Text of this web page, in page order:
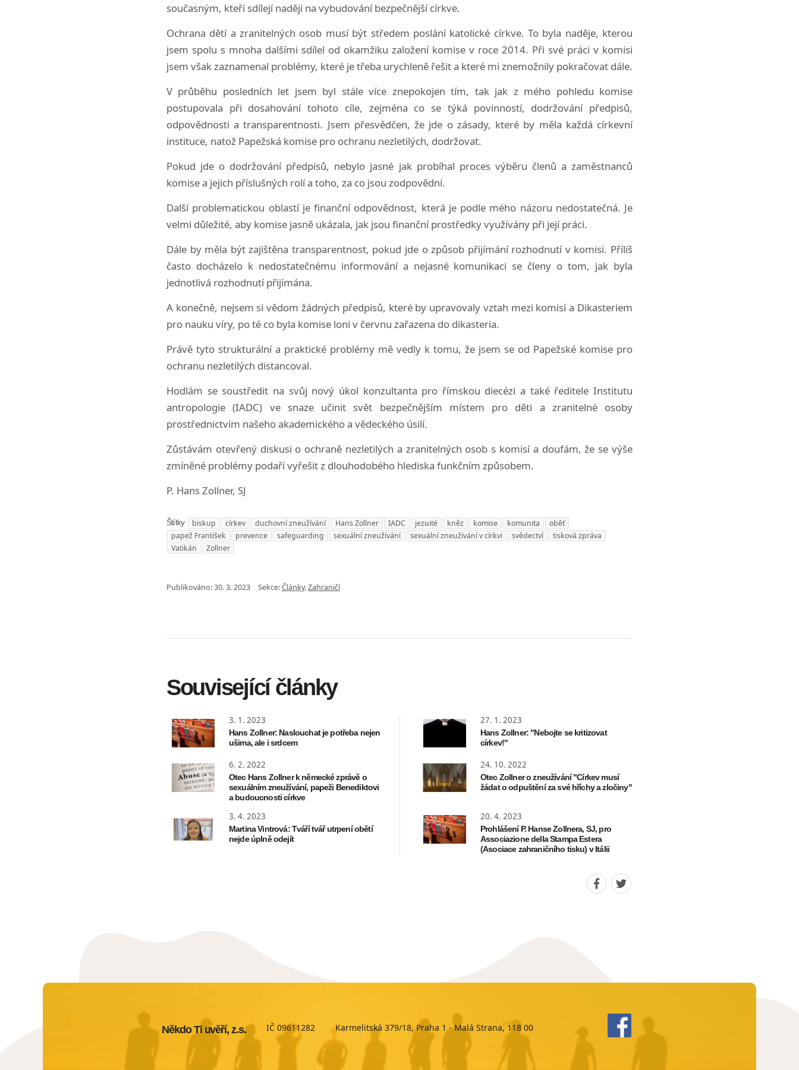
současným, kteří sdílejí naději na vybudování bezpečnější církve.
Ochrana dětí a zranitelných osob musí být středem poslání katolické církve. To byla naděje, kterou
jsem spolu s mnoha dalšími sdílel od okamžiku založení komise v roce 2014. Při své práci v komisi
jsem však zaznamenal problémy, které je třeba urychleně řešit a které mi znemožnily pokračovat dále.
V průběhu posledních let jsem byl stále více znepokojen tím, tak jak z mého pohledu komise
postupovala při dosahování tohoto cíle, zejména co se týká povinností, dodržování předpisů,
odpovědnosti a transparentnosti. Jsem přesvědčen, že jde o zásady, které by měla každá církevní
instituce, natož Papežská komise pro ochranu nezletilých, dodržovat.
Pokud jde o dodržování předpisů, nebylo jasné jak probíhal proces výběru členů a zaměstnanců
komise a jejich příslušných rolí a toho, za co jsou zodpovědní.
Další problematickou oblastí je finanční odpovědnost, která je podle mého názoru nedostatečná. Je
velmi důležité, aby komise jasně ukázala, jak jsou finanční prostředky využívány při její práci.
Dále by měla být zajištěna transparentnost, pokud jde o způsob přijímání rozhodnutí v komisi. Příliš
často docházelo k nedostatečnému informování a nejasné komunikaci se členy o tom, jak byla
jednotlivá rozhodnutí přijímána.
A konečně, nejsem si vědom žádných předpisů, které by upravovaly vztah mezi komisí a Dikasteriem
pro nauku víry, po té co byla komise loni v červnu zařazena do dikasteria.
Právě tyto strukturální a praktické problémy mě vedly k tomu, že jsem se od Papežské komise pro
ochranu nezletilých distancoval.
Hodlám se soustředit na svůj nový úkol konzultanta pro římskou diecézi a také ředitele Institutu
antropologie (IADC) ve snaze učinit svět bezpečnějším místem pro děti a zranitelné osoby
prostřednictvím našeho akademického a vědeckého úsilí.
Zůstávám otevřený diskusi o ochraně nezletilých a zranitelných osob s komisí a doufám, že se výše
zmíněné problémy podaří vyřešit z dlouhodobého hlediska funkčním způsobem.
P. Hans Zollner, SJ
Štítky biskup církev duchovní zneužívání Hans Zollner IADC jezuité kněz komise komunita
oběť
papež František
prevence safeguarding sexuální zneužívání sexuální zneužívání v církvi svědectví
tisková zpráva
Vatikán
Zollner
Publikováno:30. 3. 2023 Sekce:Články,Zahraničí
Související články
3. 1. 2023
Hans Zollner: Naslouchat je potřeba nejen
ušima, ale i srdcem
27. 1. 2023
Hans Zollner: "Nebojte se kritizovat
církev!"
6. 2. 2022
Otec Hans Zollner k německé zprávě o
sexuálním zneužívání, papeži Benediktovi
a budoucnosti církve
24. 10. 2022
Otec Zollner o zneužívání "Církev musí
žádat o odpuštění za své hříchy a zločiny"
3. 4. 2023
Martina Vintrová: Tváří tvář utrpení obětí
nejde úplně odejít
20. 4. 2023
Prohlášení P. Hanse Zollnera, SJ, pro
Associazione della Stampa Estera
(Asociace zahraničního tisku) v Itálii
SdíletSdílet
Někdo Ti uvěří, z.s. IČ 09611282 Karmelitská 379/18, Praha 1 - Malá Strana, 118 00